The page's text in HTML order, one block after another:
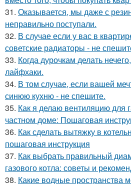
31. Оказывается, мы даже с
неправильно поступали.
32. В случае если у вас в
советские радиаторы - не
33. Когда дурочкам делать
лайфхаки.
34. В том случае, если вашей
синюю кухню - не спешите.
35. Как я делаю вентиляцию для
частном доме: Пошаговая
36. Как сделать вытяжку в
пошаговая инструкция
37. Как выбрать правильный
газового котла: советы и
38. Какие водные пространства